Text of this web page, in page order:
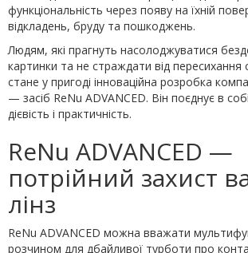
функціональність через появу на їхній
відкладень, бруду та пошкоджень.
Людям, які прагнуть насолоджуватися
картинки та не страждати від пересихання
стане у пригоді інноваційна розробка
— засіб ReNu ADVANCED. Він поєднує в
дієвість і практичність.
ReNu ADVANCED —
потрійний захист
лінз
ReNu ADVANCED можна вважати
розчином для дбайливої турботи про